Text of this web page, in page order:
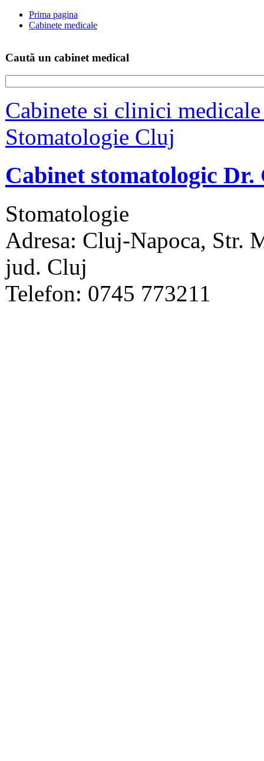
Prima pagina
Cabinete medicale
Caută un cabinet medical
Cabinete si clinici
Stomatologie Cluj
Cabinet stomatologic
Stomatologie
Adresa: Cluj-Napoca, Str.
jud. Cluj
Telefon: 0745 773211